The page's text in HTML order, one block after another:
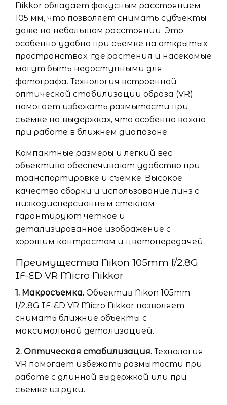
Nikkor обладает фокусным расстоянием
105 мм, что позволяет снимать субъекты
даже на небольшом расстоянии. Это
особенно удобно при съемке на открытых
пространствах, где растения и насекомые
могут быть недоступными для
фотографа. Технология встроенной
оптической стабилизации образа (VR)
помогает избежать размытости при
съемке на выдержках, что особенно важно
при работе в ближнем диапазоне.
Компактные размеры и легкий вес
объектива обеспечивают удобство при
транспортировке и съемке. Высокое
качество сборки и использование линз с
низкодисперсионным стеклом
гарантируют четкое и
детализированное изображение с
хорошим контрастом и цветопередачей.
Преимущества Nikon 105mm f/2.8G
IF-ED VR Micro Nikkor
1. Макросъемка. Объектив Nikon 105mm
f/2.8G IF-ED VR Micro Nikkor позволяет
снимать ближние объекты с
максимальной детализацией.
2. Оптическая стабилизация.Технология
VR помогает избежать размытости при
работе с длинной выдержкой или при
съемке из руки.